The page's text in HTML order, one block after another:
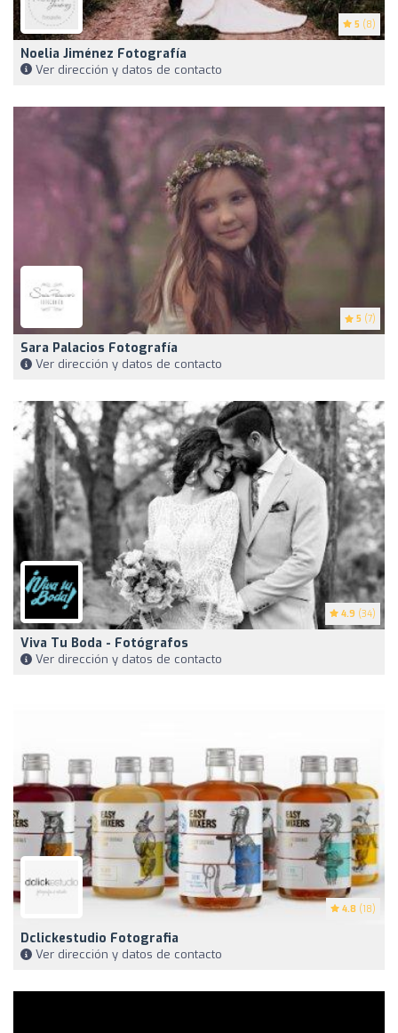
5 (8)
Noelia Jiménez Fotografía
Ver dirección y datos de contacto
5 (7)
Sara Palacios Fotografía
Ver dirección y datos de contacto
4.9 (34)
Viva Tu Boda - Fotógrafos
Ver dirección y datos de contacto
4.8 (18)
Dclickestudio Fotografia
Ver dirección y datos de contacto